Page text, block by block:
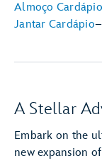
Almoço Cardápio
Jantar Cardápio–
A Stellar
Embark on the
new expansion